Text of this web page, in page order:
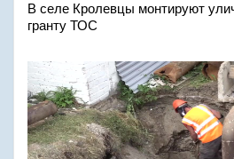
В селе Кролевцы монтируют
гранту ТОС